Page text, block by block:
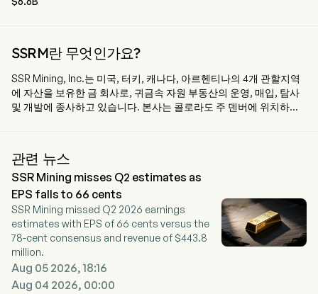
SSRM란 무엇인가요?
SSR Mining, Inc.는 미국, 터키, 캐나다, 아르헨티나의 4개 관할지역
에 자산을 보유한 금 회사로, 귀금속 자원 부동산의 운영, 매입, 탐사
및 개발에 종사하고 있습니다. 본사는 콜로라도 주 덴버에 위치하고
에 주력하고 있습니다. 이 회사는 금 더레(dore)와 함께 구리, 은, 납,
아연 농축물을 생산하고 있습니다. 운영 자산은 터키 에르진잔 주에
위치한 Copler, 미국 네바다 주에 위치한 Marigold, 캐나다 서스캐처
원 주에 위치한 Seabee, 아르헨티나 후후이 주에 위치한 Puna 등 4
개 광산으로 구성되어 있습니다. 또한 미국, 아르헨티나, 캐나다, 터
키에 위치한 자산에 대한 탐사 및 개발 활동에도 참여하고 있습니다.
Copler 자산은 Copler 광산, Greater Cakmaktepe 광산 및 관련 처
리 시설로 구성되어 있습니다. 이 회사는 또한 Cripple Creek &
Victor 금광을 보유하고 있습니다.
관련 뉴스
SSR Mining misses Q2 estimates as
EPS falls to 66 cents
SSR Mining missed Q2 2026 earnings
estimates with EPS of 66 cents versus the
78-cent consensus and revenue of $443.8
million.
Aug 05 2026, 18:16
Aug 04 2026, 00:00